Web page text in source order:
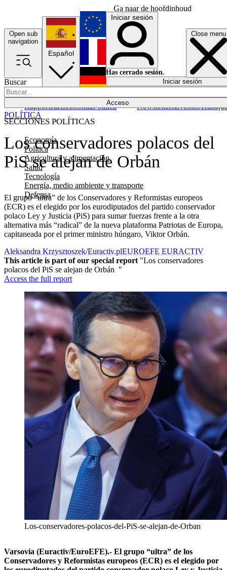
Ga naar de hoofdinhoud
Open sub
navigation
Close menu
Buscar
Acceso
SECCIONES POLÍTICAS
Economía
Política
Agricultura y alimentación
Salud
Tecnología
Energía, medio ambiente y transporte
Defensa
RapporteurEconomíaPolítica NewslettersEventosTrabajos
Español
English
Français
Iniciar sesión
Has cerrado sesión.
Iniciar sesión
Los conservadores polacos del
PiS se alejan de Orbán
El grupo “ultra” de los Conservadores y Reformistas europeos
(ECR) es el elegido por los eurodiputados del partido conservador
polaco Ley y Justicia (PiS) para sumar fuerzas frente a la otra
alternativa más “radical” de la nueva plataforma Patriotas de Europa,
capitaneada por el primer ministro húngaro, Viktor Orbán.
POLÍTICA
Aleksandra Krzysztoszek/Euractiv.plEUROEFE EURACTIV
This article is part of our special report "Los conservadores
polacos del PiS se alejan de Orbán "
Access the full report
Los-conservadores-polacos-del-PiS-se-alejan-de-Orban
Varsovia (Euractiv/EuroEFE).- El grupo “ultra” de los
Conservadores y Reformistas europeos (ECR) es el elegido por